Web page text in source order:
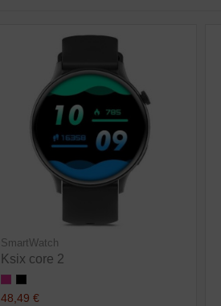
SmartWatch
Ksix core 2
48,49 €